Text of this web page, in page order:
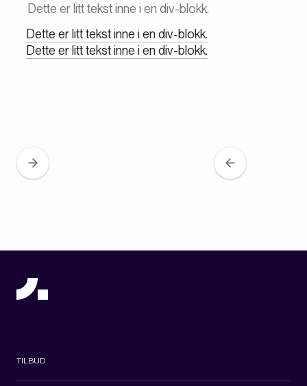
Dette er litt tekst inne i en div-blokk.
Dette er litt tekst inne i en div-blokk.
Dette er litt tekst inne i en div-blokk.
TILBUD